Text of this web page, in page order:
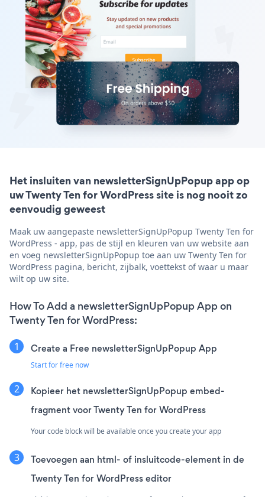
Het insluiten van newsletterSignUpPopup app op
uw Twenty Ten for WordPress site is nog nooit zo
eenvoudig geweest
Maak uw aangepaste newsletterSignUpPopup Twenty Ten for
WordPress - app, pas de stijl en kleuren van uw website aan
en voeg newsletterSignUpPopup toe aan uw Twenty Ten for
WordPress pagina, bericht, zijbalk, voettekst of waar u maar
wilt op uw site.
How To Add a newsletterSignUpPopup App on
Twenty Ten for WordPress:
Create a Free newsletterSignUpPopup App
Start for free now
Kopieer het newsletterSignUpPopup embed-
fragment voor Twenty Ten for WordPress
Your code block will be available once you create your app
Toevoegen aan html- of insluitcode-element in de
Twenty Ten for WordPress editor